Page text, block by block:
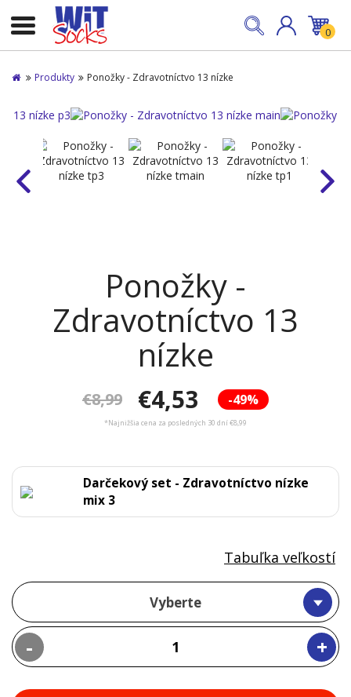
0
Produkty Ponožky - Zdravotníctvo 13 nízke
Ponožky -
Zdravotníctvo 13
nízke
-49%
€8,99 €4,53
*Najnižšia cena za posledných 30 dní €8,99
Darčekový set - Zdravotníctvo nízke
mix 3
Vyberte
- +
Tabuľka veľkostí